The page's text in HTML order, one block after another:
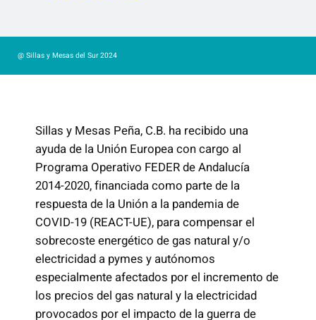
@ Sillas y Mesas del Sur 2024
Sillas y Mesas Peña, C.B. ha recibido una
ayuda de la Unión Europea con cargo al
Programa Operativo FEDER de Andalucía
2014-2020, financiada como parte de la
respuesta de la Unión a la pandemia de
COVID-19 (REACT-UE), para compensar el
sobrecoste energético de gas natural y/o
electricidad a pymes y autónomos
especialmente afectados por el incremento de
los precios del gas natural y la electricidad
provocados por el impacto de la guerra de